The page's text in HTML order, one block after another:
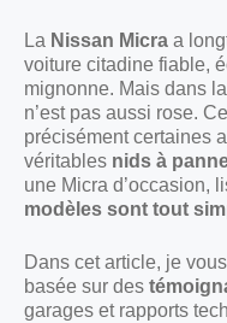
La Nissan Micra a
voiture citadine fiable,
mignonne. Mais dans
n’est pas aussi rose.
précisément certaines
véritables nids à
une Micra d’occasion,
modèles sont tout
Dans cet article, je
basée sur des
garages et rapports